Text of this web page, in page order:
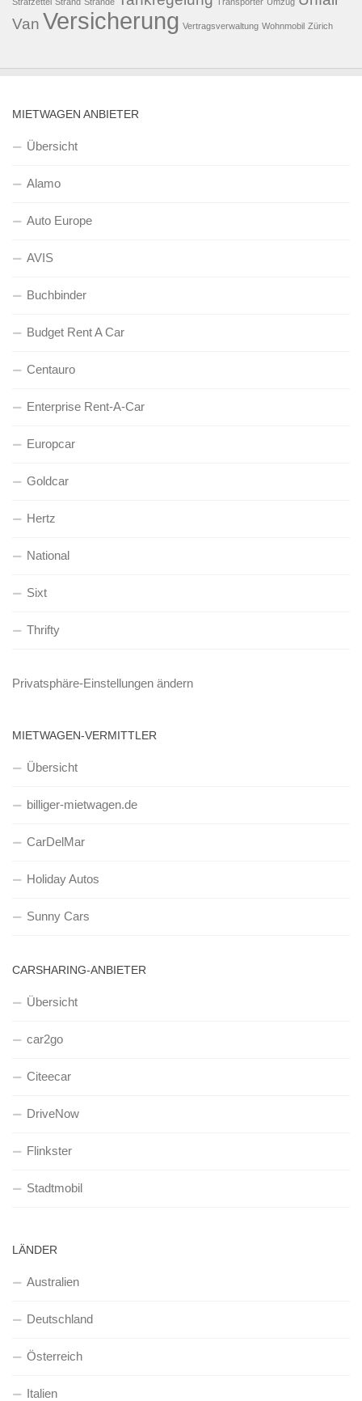
Van Versicherung Vertragsverwaltung Wohnmobil Zürich
MIETWAGEN ANBIETER
Übersicht
Alamo
Auto Europe
AVIS
Buchbinder
Budget Rent A Car
Centauro
Enterprise Rent-A-Car
Europcar
Goldcar
Hertz
National
Sixt
Thrifty
Privatsphäre-Einstellungen ändern
MIETWAGEN-VERMITTLER
Übersicht
billiger-mietwagen.de
CarDelMar
Holiday Autos
Sunny Cars
CARSHARING-ANBIETER
Übersicht
car2go
Citeecar
DriveNow
Flinkster
Stadtmobil
LÄNDER
Australien
Deutschland
Österreich
Italien